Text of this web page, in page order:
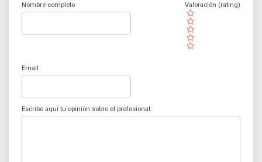
Nombre completo
( )
( )
( )
( )
( )
Valoración (rating)
Email
Escribe aquí tu opinión sobre el profesional: